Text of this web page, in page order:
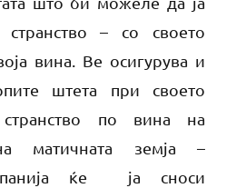
– со своето
вина. Ве осигурува и
штета при своето
по вина на
матичната земја –
ќе ја сноси